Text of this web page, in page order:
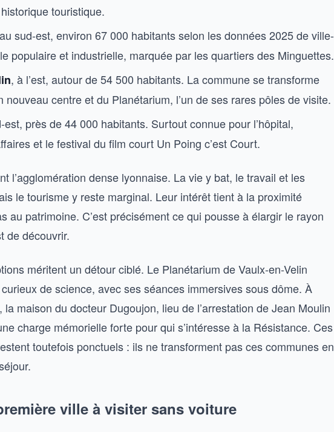
touristique.
sud-est, environ 67 000 habitants selon les données 2025 de ville-
populaire et industrielle, marquée par les quartiers des Minguettes.
, à l’est, autour de 54 500 habitants. La commune se transforme
nouveau centre et du Planétarium, l’un de ses rares pôles de visite.
est, près de 44 000 habitants. Surtout connue pour l’hôpital,
et le festival du film court Un Poing c’est Court.
l’agglomération dense lyonnaise. La vie y bat, le travail et les
le tourisme y reste marginal. Leur intérêt tient à la proximité
au patrimoine. C’est précisément ce qui pousse à élargir le rayon
de découvrir.
méritent un détour ciblé. Le Planétarium de Vaulx-en-Velin
de science, avec ses séances immersives sous dôme. À
la maison du docteur Dugoujon, lieu de l’arrestation de Jean Moulin
charge mémorielle forte pour qui s’intéresse à la Résistance. Ces
toutefois ponctuels : ils ne transforment pas ces communes en
ville à visiter sans voiture